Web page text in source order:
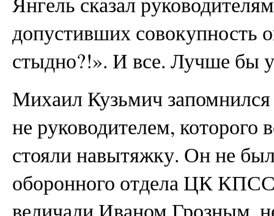
допустивших совокупность
стыдно?!». И все. Лучше бы
Михаил Кузьмич
не руководителем, которого
стояли навытяжку. Он не
оборонного отдела ЦК